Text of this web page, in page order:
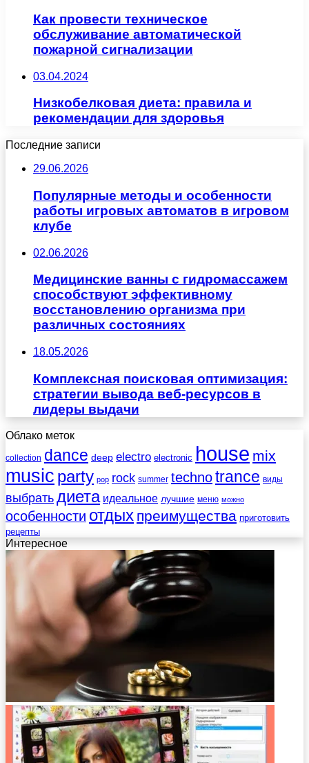
Как провести техническое
обслуживание автоматической
пожарной сигнализации
03.04.2024
Низкобелковая диета: правила и
рекомендации для здоровья
Последние записи
29.06.2026
Популярные методы и особенности
работы игровых автоматов в игровом
клубе
02.06.2026
Медицинские ванны с гидромассажем
способствуют эффективному
восстановлению организма при
различных состояниях
18.05.2026
Комплексная поисковая оптимизация:
стратегии вывода веб-ресурсов в
лидеры выдачи
Облако меток
collection dance deep electro electronic house mix
music party pop rock summer technotrance виды
выбратьдиета идеальное лучшие меню можно
особенности отдых преимущества приготовить
рецепты
Интересное